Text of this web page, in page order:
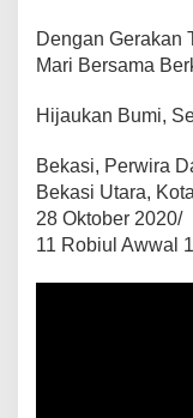
Dengan Gerakan
Mari Bersama
Hijaukan Bumi,
Bekasi, Perwira
Bekasi Utara,
28 Oktober 2020/
11 Robiul Awwal